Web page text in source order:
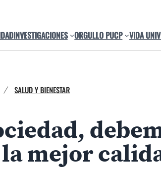
INVESTIGACIONES ORGULLO PUCP VIDA
/ SALUD Y BIENESTAR
mejor